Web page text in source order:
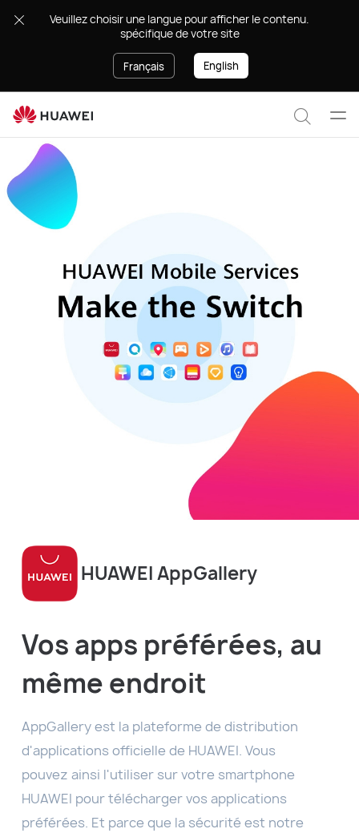
Services
.Veuillez choisir une langue pour afficher le contenu
spécifique de votre site
Français English
le
HUAWEI AppGallery
Vos apps préférées, au
même endroit
AppGallery est la plateforme de distribution
d'applications officielle de HUAWEI. Vous
pouvez ainsi l'utiliser sur votre smartphone
HUAWEI pour télécharger vos applications
préférées. Et parce que la sécurité est notre